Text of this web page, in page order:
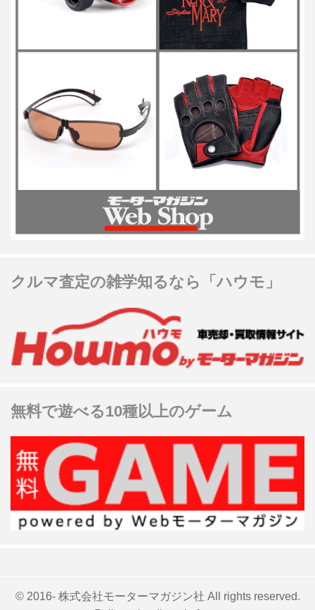
クルマ査定の雑学知るなら「ハウモ」
無料で遊べる10種以上のゲーム
© 2016- 株式会社モーターマガジン社 All rights reserved.